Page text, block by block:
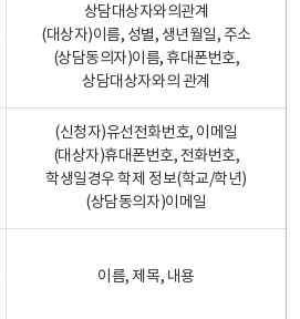
상담대상자와의관계
(대상자)이름, 성별, 생년월일, 주소
(상담동의자)이름, 휴대폰번호,
상담대상자와의 관계
(신청자)유선전화번호, 이메일
(대상자)휴대폰번호, 전화번호,
학생일경우 학제 정보(학교/학년)
(상담동의자)이메일
이름, 제목, 내용